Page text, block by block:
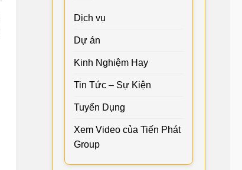
Dịch vụ
Dự án
Kinh Nghiệm Hay
Tin Tức – Sự Kiện
Tuyển Dụng
Xem Video của Tiến Phát
Group